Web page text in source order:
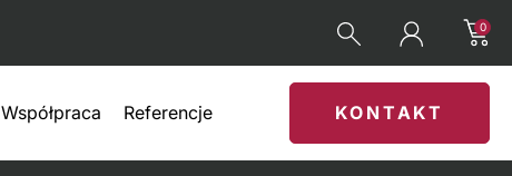
0
Współpraca Referencje KONTAKT